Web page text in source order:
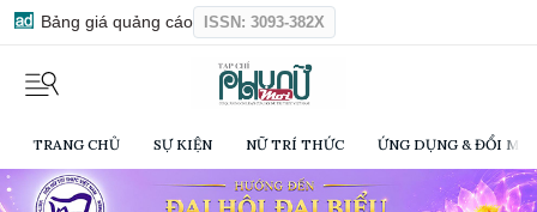
Bảng giá quảng cáo ISSN: 3093-382X
TRANG CHỦ SỰ KIỆN NỮ TRÍ THỨC ỨNG DỤNG & ĐỔI